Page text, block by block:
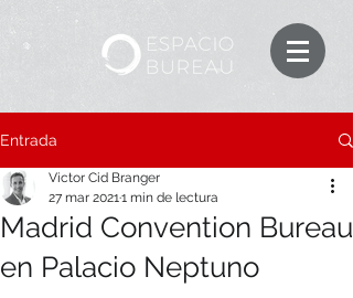
Entrada
Madrid Convention Bureau
en Palacio Neptuno
Victor Cid Branger
27 mar 20211 min de lectura